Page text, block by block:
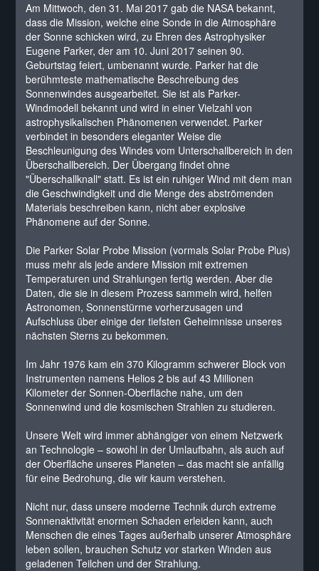
Am Mittwoch, den 31. Mai 2017 gab die NASA bekannt,
dass die Mission, welche eine Sonde in die Atmosphäre
der Sonne schicken wird, zu Ehren des Astrophysiker
Eugene Parker, der am 10. Juni 2017 seinen 90.
Geburtstag feiert, umbenannt wurde. Parker hat die
berühmteste mathematische Beschreibung des
Sonnenwindes ausgearbeitet. Sie ist als Parker-
Windmodell bekannt und wird in einer Vielzahl von
astrophysikalischen Phänomenen verwendet. Parker
verbindet in besonders eleganter Weise die
Beschleunigung des Windes vom Unterschallbereich in den
Überschallbereich. Der Übergang findet ohne
"Überschallknall" statt. Es ist ein ruhiger Wind mit dem man
die Geschwindigkeit und die Menge des abströmenden
Materials beschreiben kann, nicht aber explosive
Phänomene auf der Sonne.
Die Parker Solar Probe Mission (vormals Solar Probe Plus)
muss mehr als jede andere Mission mit extremen
Temperaturen und Strahlungen fertig werden. Aber die
Daten, die sie in diesem Prozess sammeln wird, helfen
Astronomen, Sonnenstürme vorherzusagen und
Aufschluss über einige der tiefsten Geheimnisse unseres
nächsten Sterns zu bekommen.
Im Jahr 1976 kam ein 370 Kilogramm schwerer Block von
Instrumenten namens Helios 2 bis auf 43 Millionen
Kilometer der Sonnen-Oberfläche nahe, um den
Sonnenwind und die kosmischen Strahlen zu studieren.
Unsere Welt wird immer abhängiger von einem Netzwerk
an Technologie – sowohl in der Umlaufbahn, als auch auf
der Oberfläche unseres Planeten – das macht sie anfällig
für eine Bedrohung, die wir kaum verstehen.
Nicht nur, dass unsere moderne Technik durch extreme
Sonnenaktivität enormen Schaden erleiden kann, auch
Menschen die eines Tages außerhalb unserer Atmosphäre
leben sollen, brauchen Schutz vor starken Winden aus
geladenen Teilchen und der Strahlung.